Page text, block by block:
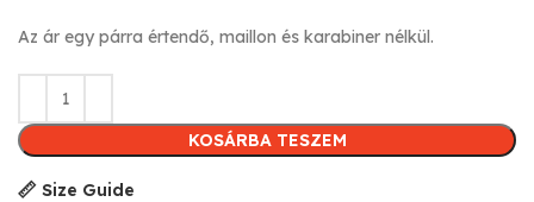
Az ár egy párra értendő, maillon és karabiner nélkül.
KOSÁRBA TESZEM
Size Guide